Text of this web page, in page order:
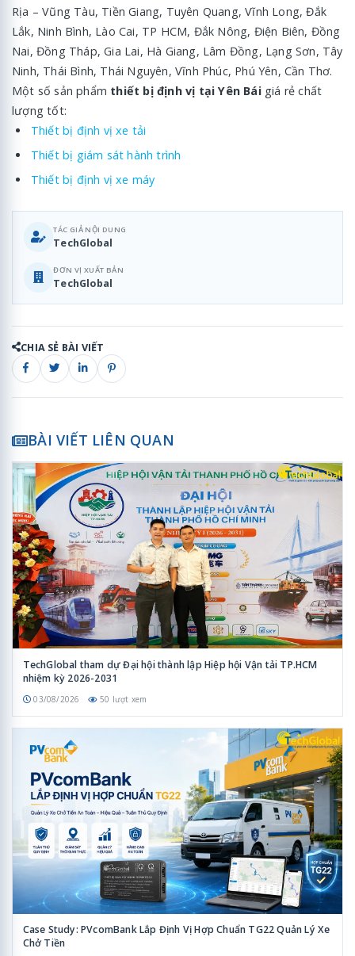
Rịa – Vũng Tàu, Tiền Giang, Tuyên Quang, Vĩnh Long, Đắk
Lắk, Ninh Bình, Lào Cai, TP HCM, Đắk Nông, Điện Biên, Đồng
Nai, Đồng Tháp, Gia Lai, Hà Giang, Lâm Đồng, Lạng Sơn, Tây
Ninh, Thái Bình, Thái Nguyên, Vĩnh Phúc, Phú Yên, Cần Thơ.
Một số sản phẩm thiết bị định vị tại Yên Báigiá rẻ chất
lượng tốt:
Thiết bị định vị xe tải
Thiết bị giám sát hành trình
Thiết bị định vị xe máy
TÁC GIẢ NỘI DUNG
TechGlobal
ĐƠN VỊ XUẤT BẢN
TechGlobal
CHIA SẺ BÀI VIẾT
BÀI VIẾT LIÊN QUAN
TechGlobal tham dự Đại hội thành lập Hiệp hội Vận tải TP.HCM
nhiệm kỳ 2026-2031
03/08/2026 50 lượt xem
Case Study: PVcomBank Lắp Định Vị Hợp Chuẩn TG22 Quản Lý Xe
Chở Tiền